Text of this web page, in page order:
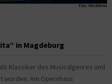
in Magdeburg
Klassiker des Musicalgenres und
worden. Am Opernhaus